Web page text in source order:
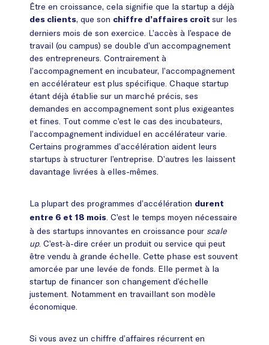
Être en croissance, cela signifie que la startup a déjà
des clients, que son chiffre d’affaires croîtsur les
derniers mois de son exercice. L’accès à l’espace de
travail (ou campus) se double d’un accompagnement
des entrepreneurs. Contrairement à
l’accompagnement en incubateur, l’accompagnement
en accélérateur est plus spécifique. Chaque startup
étant déjà établie sur un marché précis, ses
demandes en accompagnement sont plus exigeantes
et fines. Tout comme c’est le cas des incubateurs,
l’accompagnement individuel en accélérateur varie.
Certains programmes d’accélération aident leurs
startups à structurer l’entreprise. D’autres les laissent
davantage livrées à elles-mêmes.
La plupart des programmes d’accélération durent
entre 6 et 18 mois . C’est le temps moyen nécessaire
à des startups innovantes en croissance pour scale
up. C’est-à-dire créer un produit ou service qui peut
être vendu à grande échelle. Cette phase est souvent
amorcée par une levée de fonds. Elle permet à la
startup de financer son changement d’échelle
justement. Notamment en travaillant son modèle
économique.
Si vous avez un chiffre d’affaires récurrent en